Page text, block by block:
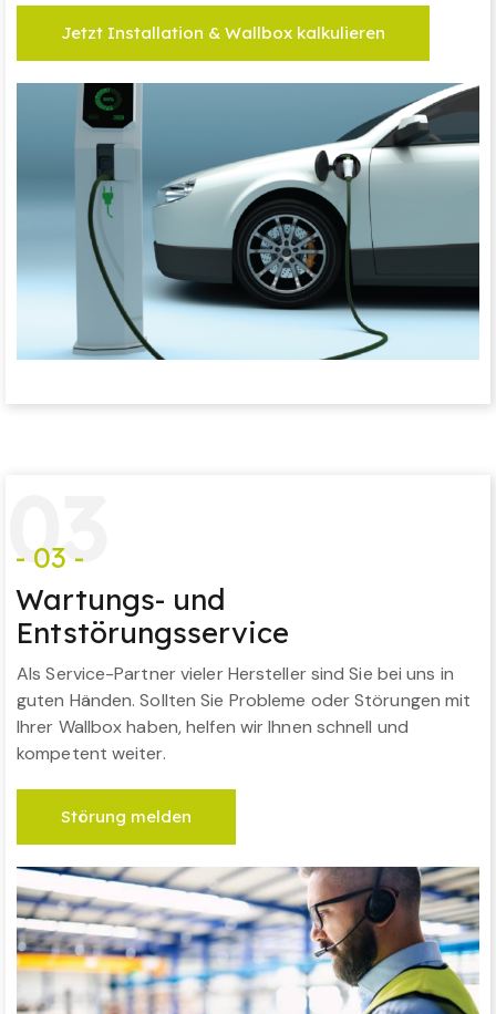
Jetzt Installation & Wallbox kalkulieren
03
- 03 -
Wartungs- und
Entstörungsservice
Als Service-Partner vieler Hersteller sind Sie bei uns in
guten Händen. Sollten Sie Probleme oder Störungen mit
Ihrer Wallbox haben, helfen wir Ihnen schnell und
kompetent weiter.
Störung melden